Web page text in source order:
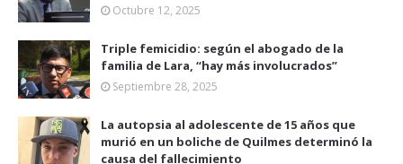
Octubre 12, 2025
Triple femicidio: según el abogado de la
familia de Lara, “hay más involucrados”
Septiembre 28, 2025
La autopsia al adolescente de 15 años que
murió en un boliche de Quilmes determinó la
causa del fallecimiento